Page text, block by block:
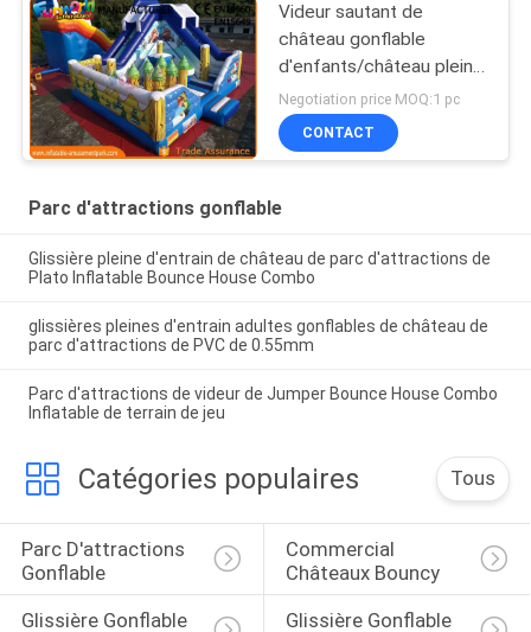
Videur sautant de
château gonflable
d'enfants/château plein
d'entrain commercial
Negotiation price MOQ:1 pc
CONTACT
Parc d'attractions gonflable
Glissière pleine d'entrain de château de parc d'attractions de
Plato Inflatable Bounce House Combo
glissières pleines d'entrain adultes gonflables de château de
parc d'attractions de PVC de 0.55mm
Parc d'attractions de videur de Jumper Bounce House Combo
Inflatable de terrain de jeu
Catégories populaires Tous
Parc D'attractions
Gonflable
Commercial
Châteaux Bouncy
Glissière Gonflable
Glissière Gonflable